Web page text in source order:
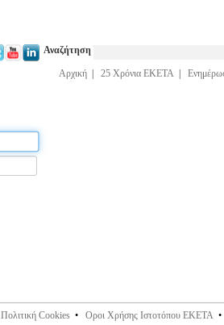
Αναζήτηση
Αρχική| 25 Χρόνια ΕΚΕΤΑ|
Πολιτική Cookies• Οροι Χρήσης Ιστοτόπου ΕΚΕΤΑ•